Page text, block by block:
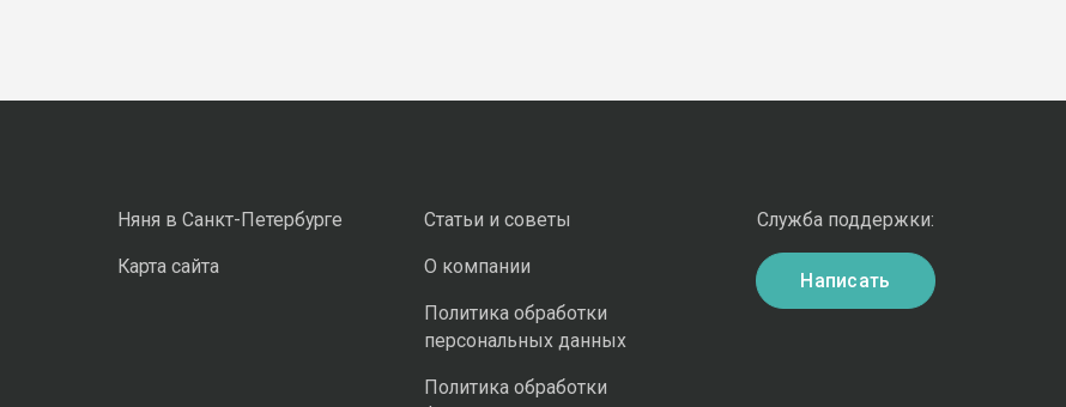
Няня в Санкт-Петербурге
Карта сайта
Статьи и советы
О компании
Политика обработки
персональных данных
Политика обработки
Служба поддержки:
Написать